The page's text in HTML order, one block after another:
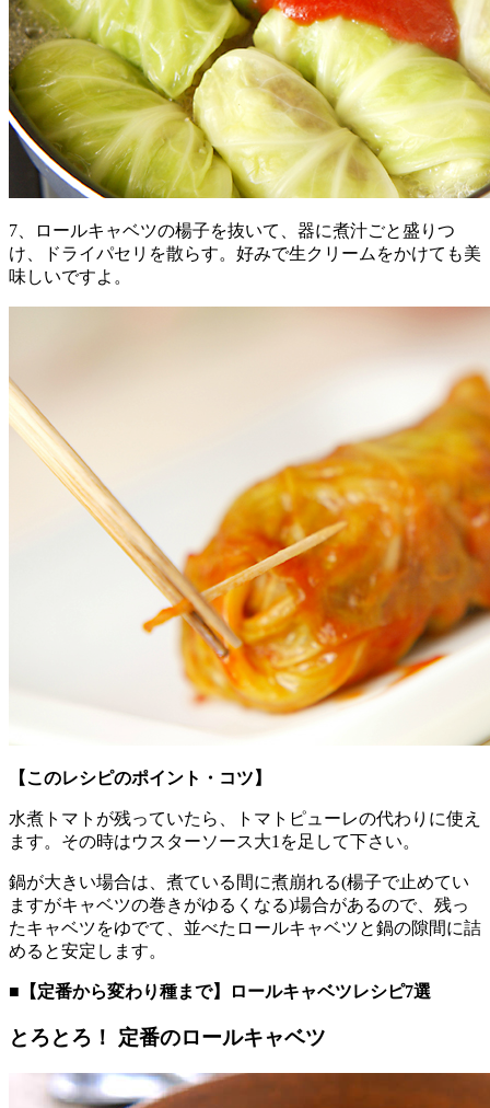
7、ロールキャベツの楊子を抜いて、器に煮汁ごと盛りつ
け、ドライパセリを散らす。好みで生クリームをかけても美
味しいですよ。
【このレシピのポイント・コツ】
水煮トマトが残っていたら、トマトピューレの代わりに使え
ます。その時はウスターソース大1を足して下さい。
鍋が大きい場合は、煮ている間に煮崩れる(楊子で止めてい
ますがキャベツの巻きがゆるくなる)場合があるので、残っ
たキャベツをゆでて、並べたロールキャベツと鍋の隙間に詰
めると安定します。
■【定番から変わり種まで】ロールキャベツレシピ7選
とろとろ！ 定番のロールキャベツ